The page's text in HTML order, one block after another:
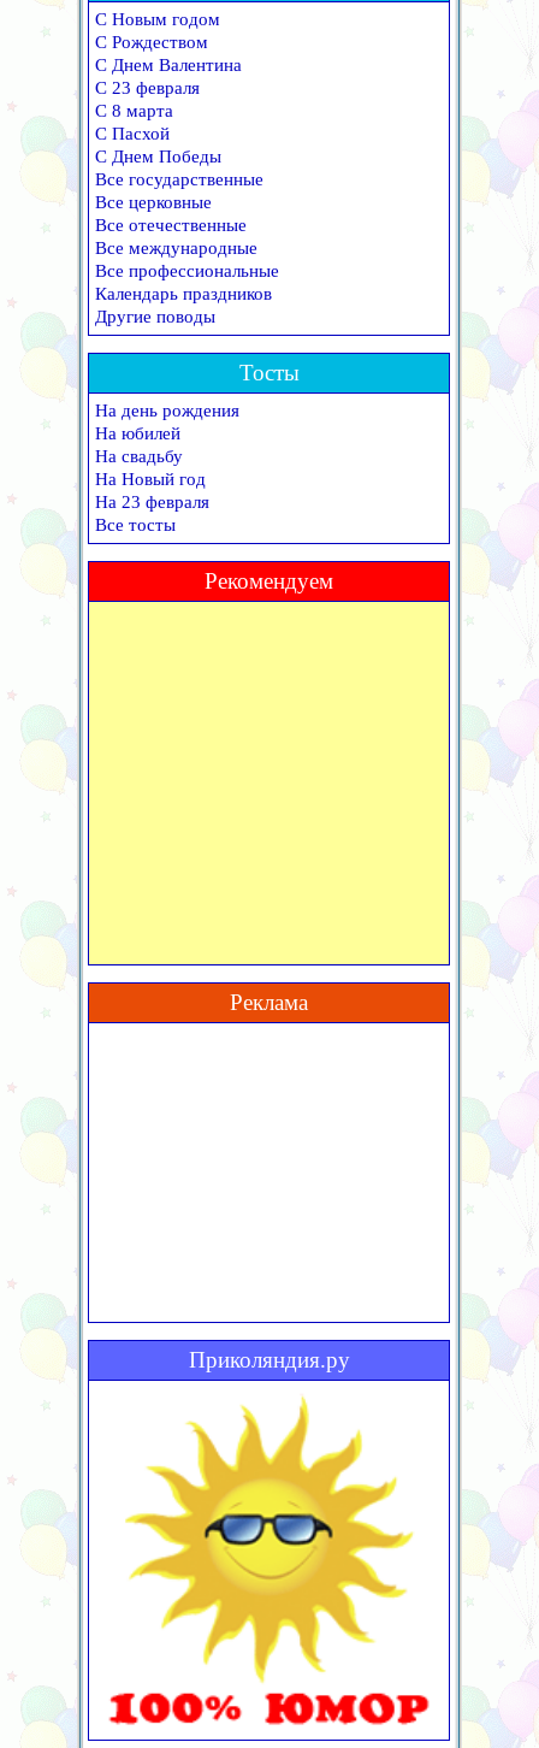
С Новым годом
С Рождеством
С Днем Валентина
С 23 февраля
С 8 марта
С Пасхой
С Днем Победы
Все государственные
Все церковные
Все отечественные
Все международные
Все профессиональные
Календарь праздников
Другие поводы
Тосты
На день рождения
На юбилей
На свадьбу
На Новый год
На 23 февраля
Все тосты
Рекомендуем
Реклама
Приколяндия.ру